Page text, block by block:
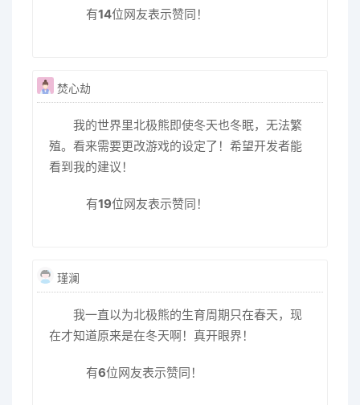
有14位网友表示赞同！
焚心劫
我的世界里北极熊即使冬天也冬眠，无法繁
殖。看来需要更改游戏的设定了！希望开发者能
看到我的建议！
有19位网友表示赞同！
瑾澜
我一直以为北极熊的生育周期只在春天，现
在才知道原来是在冬天啊！真开眼界！
有6位网友表示赞同！